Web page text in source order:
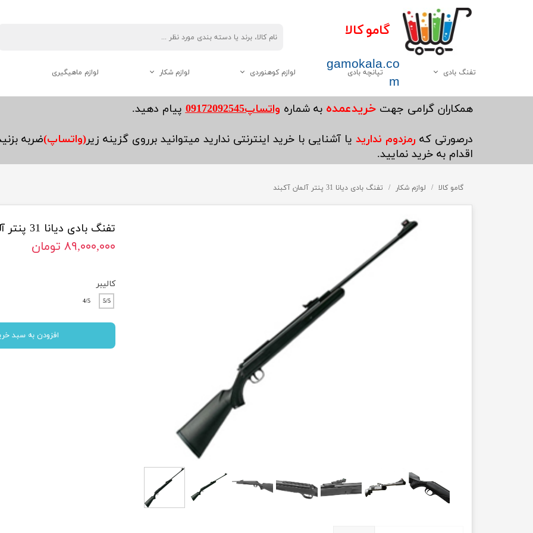
گامو کالا
gamokala.co
m
تفنگ بادی
همه موارد این دسته
وایرخ
تپانچه بادی لوازم کوهنوردی
چاقو تبر
کوله پشتی
کفش کوهنوردی
چادر
لوازم شکار
لوازم جانبی تفنگ
لوازم ماهیگیری
​همکاران گرامی جهتخریدعمده به شماره واتساپ09172092545 پیام دهید.
درصورتی که رمزدوم ندارید یا آشنایی با خرید اینترنتی ندارید میتوانید برروی گزینه زیر(واتساپ)ضربه
اقدام به خرید نمایید.
گامو کالا لوازم شکار تفنگ بادی دیانا 31 پنتر آلمان آکبند
تفنگ بادی دیانا 31 پنتر آلمان آکبند
۸۹,۰۰۰,۰۰۰ تومان
کالیبر
5/5
4/5
افزودن به سبد